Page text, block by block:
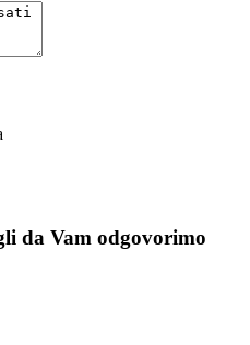
da Vam odgovorimo